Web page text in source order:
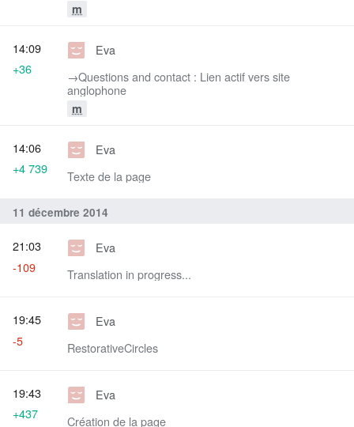
m
Eva
→‎Questions and contact : Lien actif vers site
anglophone
m
14:09
+36
Eva
Texte de la page
14:06
+4 739
11 décembre 2014
Eva
Translation in progress...
21:03
-109
Eva
RestorativeCircles
19:45
-5
Eva
Création de la page
19:43
+437